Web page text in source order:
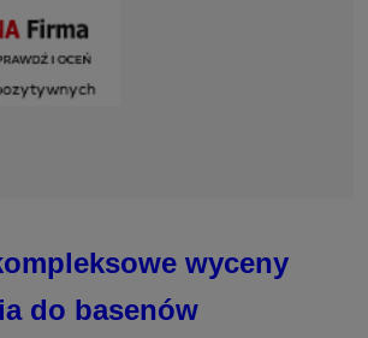
wyceny
do basenów